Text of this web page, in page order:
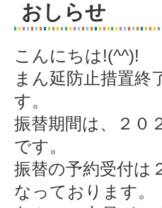
おしらせ
こんにちは!(^^)!
まん延防止措置終
す。
振替期間は、２０
です。
振替の予約受付は
なっております。